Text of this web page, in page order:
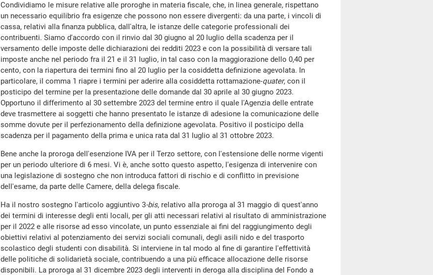
Condividiamo le misure relative alle proroghe in materia fiscale, che, in linea generale, rispettano
un necessario equilibrio fra esigenze che possono non essere divergenti: da una parte, i vincoli di
cassa, relativi alla finanza pubblica, dall'altra, le istanze delle categorie professionali dei
contribuenti. Siamo d'accordo con il rinvio dal 30 giugno al 20 luglio della scadenza per il
versamento delle imposte delle dichiarazioni dei redditi 2023 e con la possibilità di versare tali
imposte anche nel periodo fra il 21 e il 31 luglio, in tal caso con la maggiorazione dello 0,40 per
cento, con la riapertura dei termini fino al 20 luglio per la cosiddetta definizione agevolata. In
particolare, il comma 1 riapre i termini per aderire alla cosiddetta rottamazione-quater, con il
posticipo del termine per la presentazione delle domande dal 30 aprile al 30 giugno 2023.
Opportuno il differimento al 30 settembre 2023 del termine entro il quale l'Agenzia delle entrate
deve trasmettere ai soggetti che hanno presentato le istanze di adesione la comunicazione delle
somme dovute per il perfezionamento della definizione agevolata. Positivo il posticipo della
scadenza per il pagamento della prima e unica rata dal 31 luglio al 31 ottobre 2023.
Bene anche la proroga dell'esenzione IVA per il Terzo settore, con l'estensione delle norme vigenti
per un periodo ulteriore di 6 mesi. Vi è, anche sotto questo aspetto, l'esigenza di intervenire con
una legislazione di sostegno che non introduca fattori di rischio e di conflitto in previsione
dell'esame, da parte delle Camere, della delega fiscale.
Ha il nostro sostegno l'articolo aggiuntivo 3-bis, relativo alla proroga al 31 maggio di quest'anno
dei termini di interesse degli enti locali, per gli atti necessari relativi al risultato di amministrazione
per il 2022 e alle risorse ad esso vincolate, un punto essenziale ai fini del raggiungimento degli
obiettivi relativi al potenziamento dei servizi sociali comunali, degli asili nido e del trasporto
scolastico degli studenti con disabilità. Si interviene in tal modo al fine di garantire l'effettività
delle politiche di solidarietà sociale, contribuendo a una più efficace allocazione delle risorse
disponibili. La proroga al 31 dicembre 2023 degli interventi in deroga alla disciplina del Fondo a